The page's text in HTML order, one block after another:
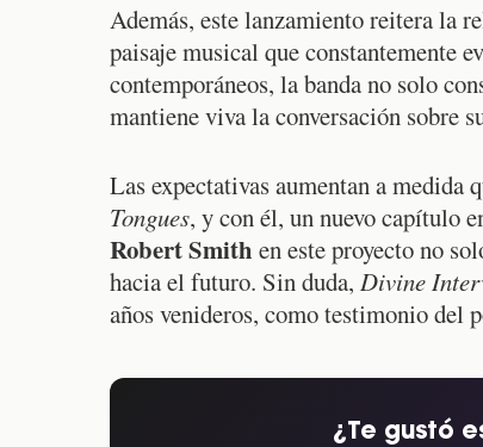
Además, este lanzamiento reitera la
paisaje musical que constantemente
contemporáneos, la banda no solo
mantiene viva la conversación sobre
Las expectativas aumentan a medida
Tongues, y con él, un nuevo capítulo
Robert Smith en este proyecto no
hacia el futuro. Sin duda, Divine
años venideros, como testimonio del
¿Te gustó